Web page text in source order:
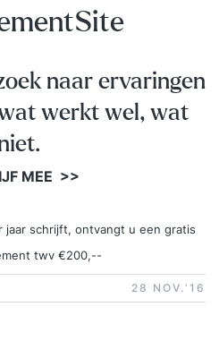
naar ervaringen
werkt wel, wat
MEE >>
jaar schrijft, ontvangt u een gratis
twv €200,--
28 NOV.‘16